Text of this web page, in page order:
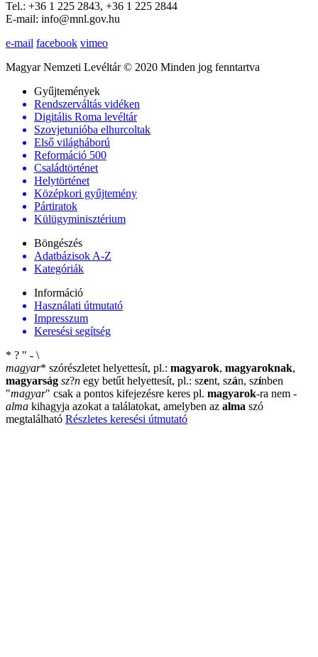
Tel.: +36 1 225 2843, +36 1 225 2844
E-mail: info@mnl.gov.hu
e-mail facebook vimeo
Magyar Nemzeti Levéltár © 2020 Minden jog fenntartva
Gyűjtemények
Rendszerváltás vidéken
Digitális Roma levéltár
Szovjetunióba elhurcoltak
Első világháború
Reformáció 500
Családtörténet
Helytörténet
Középkori gyűjtemény
Pártiratok
Külügyminisztérium
Böngészés
Adatbázisok A-Z
Kategóriák
Információ
Használati útmutató
Impresszum
Keresési segítség
* ? " - \
magyar* szórészletet helyettesít, pl.: magyarok, magyaroknak,
magyarság sz?n egy betűt helyettesít, pl.: szent, szán, színben
"magyar" csak a pontos kifejezésre keres pl. magyarok-ra nem -
alma kihagyja azokat a találatokat, amelyben az alma szó
megtalálható Részletes keresési útmutató